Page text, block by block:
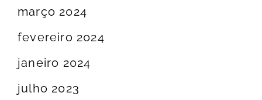
março 2024
fevereiro 2024
janeiro 2024
julho 2023